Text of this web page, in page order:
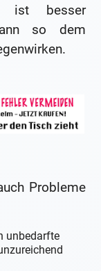
ist besser
so dem
Probleme
unbedarfte